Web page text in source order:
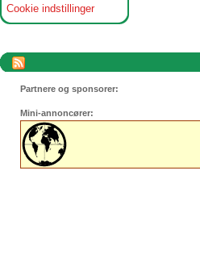
Cookie indstillinger
Partnere og sponsorer:
Mini-annoncører: